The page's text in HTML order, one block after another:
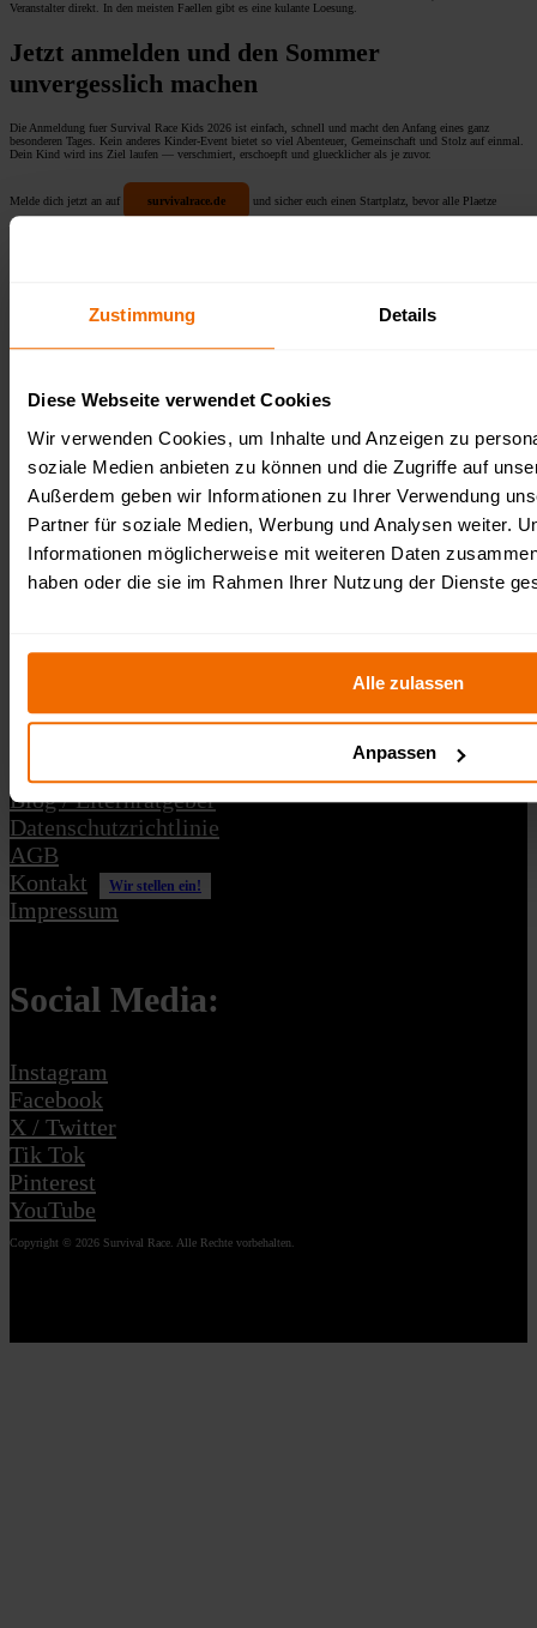
Zustimmung Details
Diese Webseite verwendet Cookies
Wir verwenden Cookies, um Inhalte und Anzeigen zu
soziale Medien anbieten zu können und die Zugriffe auf
Außerdem geben wir Informationen zu Ihrer Verwendung
Partner für soziale Medien, Werbung und Analysen weiter.
Informationen möglicherweise mit weiteren Daten
haben oder die sie im Rahmen Ihrer Nutzung der Dienste
Alle zulassen
Anpassen
Veranstalter direkt. In den meisten Faellen gibt es eine kulante Loesung.
Jetzt anmelden und den Sommer
unvergesslich machen
Die Anmeldung fuer Survival Race Kids 2026 ist einfach, schnell und macht den Anfang eines ganz
besonderen Tages. Kein anderes Kinder-Event bietet so viel Abenteuer, Gemeinschaft und Stolz auf einmal.
Dein Kind wird ins Ziel laufen — verschmiert, erschoepft und gluecklicher als je zuvor.
Melde dich jetzt an auf survivalrace.de und sicher euch einen Startplatz, bevor alle Plaetze
Follow us on our socials
Veranstalter:
Fürstenberger Straße 33
USt-IdNr.: DE364311444
Wichtige Links:
Blog / Elternratgeber
Datenschutzrichtlinie
AGB
Kontakt
Wir stellen ein!
Impressum
Social Media:
Instagram
Facebook
X / Twitter
Tik Tok
Pinterest
YouTube
Copyright © 2026 Survival Race. Alle Rechte vorbehalten.